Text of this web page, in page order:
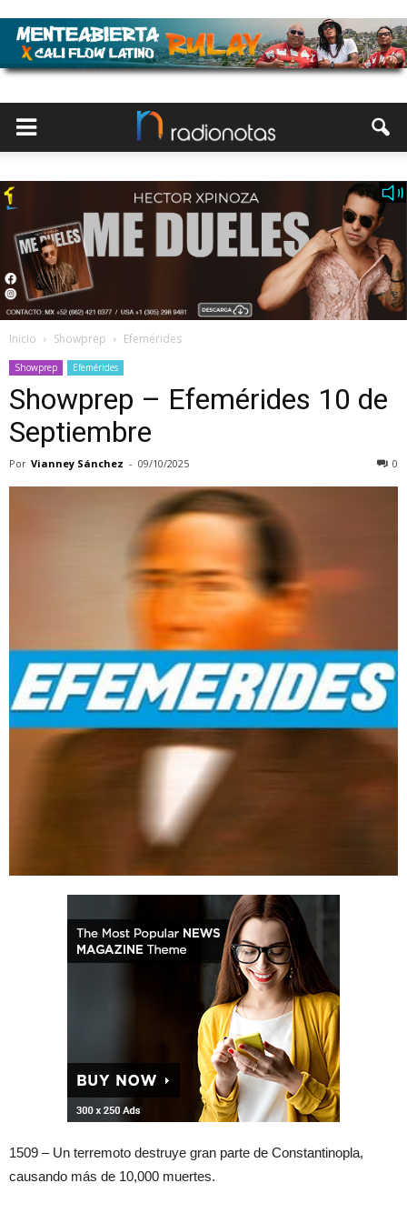
Inicio Showprep Efemérides
Showprep Efemérides
Showprep – Efemérides 10 de
Septiembre
Por Vianney Sánchez - 09/10/2025 0
1509 – Un terremoto destruye gran parte de Constantinopla,
causando más de 10,000 muertes.